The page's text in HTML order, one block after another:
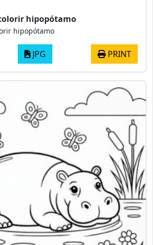
hipopótamo
hipopótamo
JPG PRINT